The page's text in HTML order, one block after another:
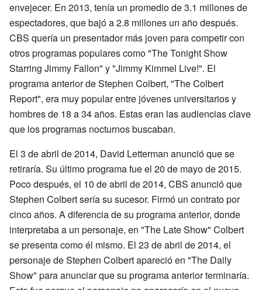
envejecer. En 2013, tenía un promedio de 3.1 millones de
espectadores, que bajó a 2.8 millones un año después.
CBS quería un presentador más joven para competir con
otros programas populares como "The Tonight Show
Starring Jimmy Fallon" y "Jimmy Kimmel Live!". El
programa anterior de Stephen Colbert, "The Colbert
Report", era muy popular entre jóvenes universitarios y
hombres de 18 a 34 años. Estas eran las audiencias clave
que los programas nocturnos buscaban.
El 3 de abril de 2014, David Letterman anunció que se
retiraría. Su último programa fue el 20 de mayo de 2015.
Poco después, el 10 de abril de 2014, CBS anunció que
Stephen Colbert sería su sucesor. Firmó un contrato por
cinco años. A diferencia de su programa anterior, donde
interpretaba a un personaje, en "The Late Show" Colbert
se presenta como él mismo. El 23 de abril de 2014, el
personaje de Stephen Colbert apareció en "The Daily
Show" para anunciar que su programa anterior terminaría.